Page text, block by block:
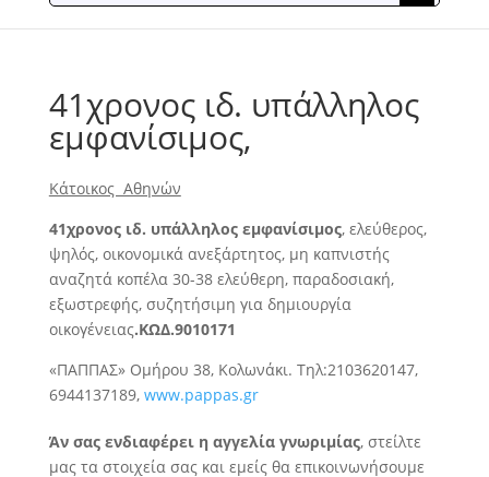
41χρονος ιδ. υπάλληλος
εμφανίσιμος,
Κάτοικος Αθηνών
41χρονος ιδ. υπάλληλος εμφανίσιμος, ελεύθερος,
ψηλός,οικονομικά ανεξάρτητος, μη καπνιστής
αναζητά κοπέλα 30-38 ελεύθερη, παραδοσιακή,
εξωστρεφής, συζητήσιμη για δημιουργία
οικογένειας.ΚΩΔ.9010171
«ΠΑΠΠΑΣ» Ομήρου 38, Κολωνάκι. Τηλ:2103620147,
6944137189, www.pappas.gr
Άν σας ενδιαφέρει η αγγελία γνωριμίας, στείλτε
μας τα στοιχεία σας και εμείς θα επικοινωνήσουμε